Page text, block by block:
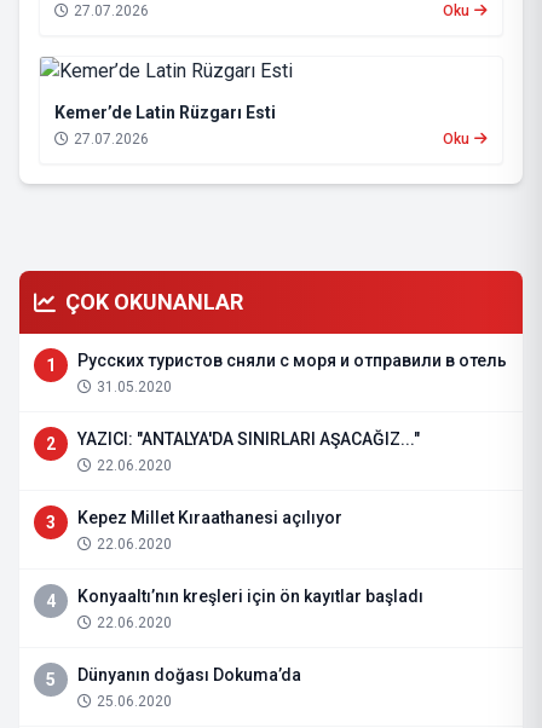
27.07.2026 Oku
Kemer’de Latin Rüzgarı Esti
27.07.2026 Oku
ÇOK OKUNANLAR
1 Русских туристов сняли с моря и отправили в отель
31.05.2020
2 YAZICI: "ANTALYA'DA SINIRLARI AŞACAĞIZ..."
22.06.2020
3 Kepez Millet Kıraathanesi açılıyor
22.06.2020
4 Konyaaltı’nın kreşleri için ön kayıtlar başladı
22.06.2020
5 Dünyanın doğası Dokuma’da
25.06.2020